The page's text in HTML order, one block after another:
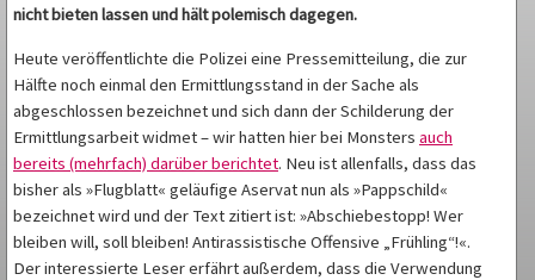
nicht bieten lassen und hält polemisch dagegen.
Heute veröffentlichte die Polizei eine Pressemitteilung, die zur
Hälfte noch einmal den Ermittlungsstand in der Sache als
abgeschlossen bezeichnet und sich dann der Schilderung der
Ermittlungsarbeit widmet – wir hatten hier bei Monsters auch
bereits (mehrfach) darüber berichtet. Neu ist allenfalls, dass das
bisher als »Flugblatt« geläufige Aservat nun als »Pappschild«
bezeichnet wird und der Text zitiert ist: »Abschiebestopp! Wer
bleiben will, soll bleiben! Antirassistische Offensive „Frühling“!«.
Der interessierte Leser erfährt außerdem, dass die Verwendung